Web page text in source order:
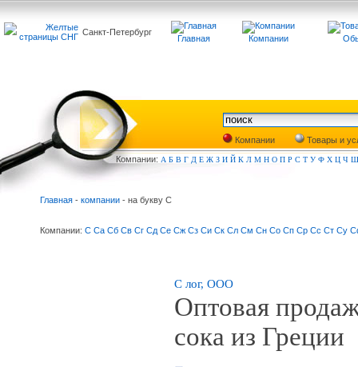
Санкт-Петербург
Главная Компании
Компании
Товары и
Компании: А Б В Г Д Е Ж З И Й К Л М Н О П Р С Т У Ф Х Ц Ч Ш
Главная - компании - на букву С
Компании: С Са Сб Св Сг Сд Се Сж Сз Си Ск Сл См Сн Со Сп Ср Сс Ст Су
С лог, ООО
Оптовая
сока из Греции